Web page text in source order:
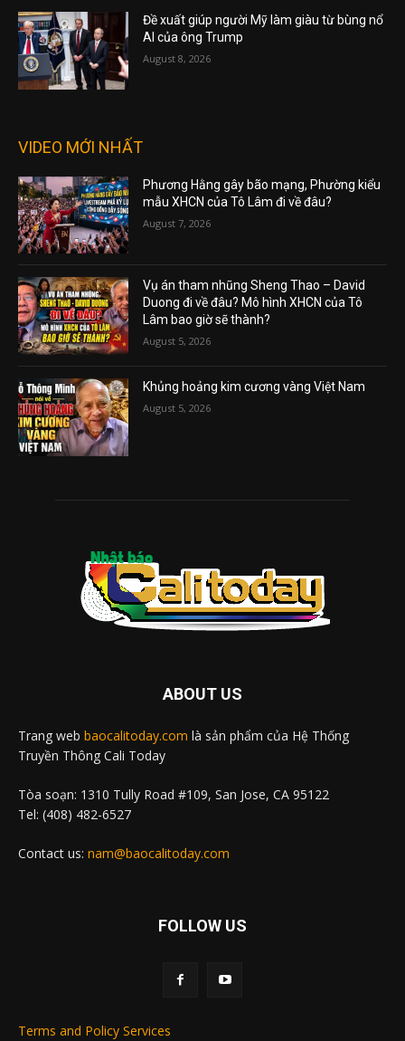
Đề xuất giúp người Mỹ làm giàu từ bùng nổ
AI của ông Trump
August 8, 2026
VIDEO MỚI NHẤT
Phương Hằng gây bão mạng, Phường kiểu
mẫu XHCN của Tô Lâm đi về đâu?
August 7, 2026
Vụ án tham nhũng Sheng Thao – David
Duong đi về đâu? Mô hình XHCN của Tô
Lâm bao giờ sẽ thành?
August 5, 2026
Khủng hoảng kim cương vàng Việt Nam
August 5, 2026
ABOUT US
Trang web baocalitoday.com là sản phẩm của Hệ Thống
Truyền Thông Cali Today
Tòa soạn: 1310 Tully Road #109, San Jose, CA 95122
Tel: (408) 482-6527
Contact us: nam@baocalitoday.com
FOLLOW US
Terms and Policy Services